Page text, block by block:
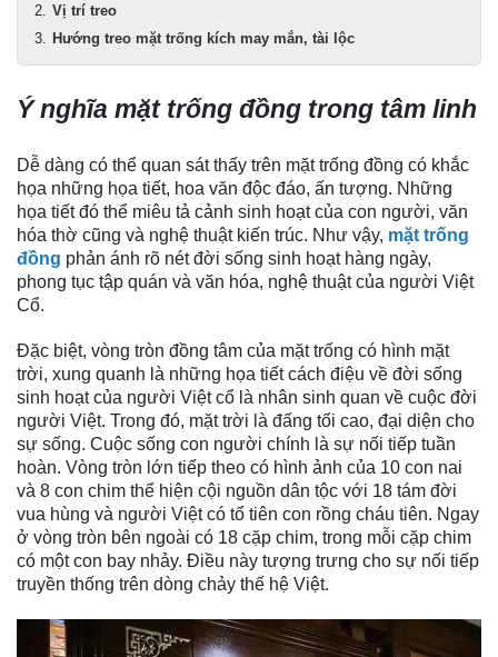
Vị trí treo
Hướng treo mặt trống kích may mắn, tài lộc
Ý nghĩa mặt trống đồng trong tâm linh
Dễ dàng có thể quan sát thấy trên mặt trống đồng có khắc
họa những họa tiết, hoa văn độc đáo, ấn tượng. Những
họa tiết đó thể miêu tả cảnh sinh hoạt của con người, văn
hóa thờ cũng và nghệ thuật kiến trúc. Như vậy, mặt trống
đồng phản ánh rõ nét đời sống sinh hoạt hàng ngày,
phong tục tập quán và văn hóa, nghệ thuật của người Việt
Cổ.
Đặc biệt, vòng tròn đồng tâm của mặt trống có hình mặt
trời, xung quanh là những họa tiết cách điệu về đời sống
sinh hoạt của người Việt cổ là nhân sinh quan về cuộc đời
người Việt. Trong đó, mặt trời là đấng tối cao, đại diện cho
sự sống. Cuộc sống con người chính là sự nối tiếp tuần
hoàn. Vòng tròn lớn tiếp theo có hình ảnh của 10 con nai
và 8 con chim thể hiện cội nguồn dân tộc với 18 tám đời
vua hùng và người Việt có tổ tiên con rồng cháu tiên. Ngay
ở vòng tròn bên ngoài có 18 cặp chim, trong mỗi cặp chim
có một con bay nhảy. Điều này tượng trưng cho sự nối tiếp
truyền thống trên dòng chảy thế hệ Việt.